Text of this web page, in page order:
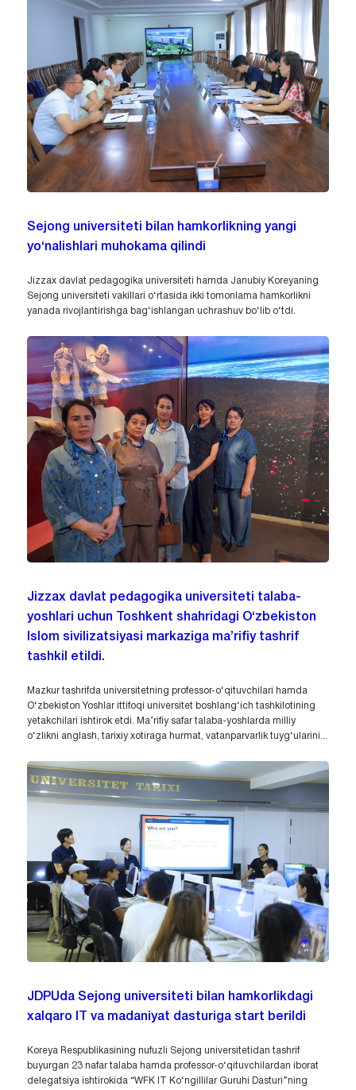
Sejong universiteti bilan hamkorlikning yangi
yo‘nalishlari muhokama qilindi
Jizzax davlat pedagogika universiteti hamda Janubiy Koreyaning
Sejong universiteti vakillari o‘rtasida ikki tomonlama hamkorlikni
yanada rivojlantirishga bag‘ishlangan uchrashuv bo‘lib o‘tdi.
Jizzax davlat pedagogika universiteti talaba-
yoshlari uchun Toshkent shahridagi O‘zbekiston
Islom sivilizatsiyasi markaziga ma’rifiy tashrif
tashkil etildi.
Mazkur tashrifda universitetning professor-o‘qituvchilari hamda
O‘zbekiston Yoshlar ittifoqi universitet boshlang‘ich tashkilotining
yetakchilari ishtirok etdi. Ma’rifiy safar talaba-yoshlarda milliy
o‘zlikni anglash, tarixiy xotiraga hurmat, vatanparvarlik tuyg‘ularini...
JDPUda Sejong universiteti bilan hamkorlikdagi
xalqaro IT va madaniyat dasturiga start berildi
Koreya Respublikasining nufuzli Sejong universitetidan tashrif
buyurgan 23 nafar talaba hamda professor-o‘qituvchilardan iborat
delegatsiya ishtirokida “WFK IT Ko‘ngillilar Guruhi Dasturi”ning